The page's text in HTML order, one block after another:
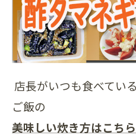
店長がいつも食べてい
ご飯の
美味しい炊き方はこち